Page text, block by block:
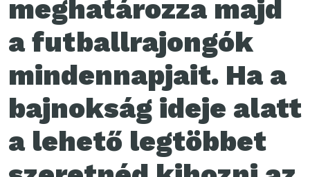
meghatározza majd
a futballrajongók
mindennapjait. Ha a
bajnokság ideje alatt
a lehető legtöbbet